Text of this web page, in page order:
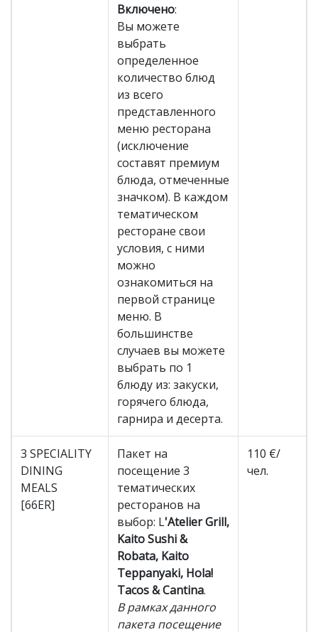
Включено:
Вы можете
выбрать
определенное
количество блюд
из всего
представленного
меню ресторана
(исключение
составят премиум
блюда, отмеченные
значком). В каждом
тематическом
ресторане свои
условия, с ними
можно
ознакомиться на
первой странице
меню. В
большинстве
случаев вы можете
выбрать по 1
блюду из: закуски,
горячего блюда,
гарнира и десерта.
3 SPECIALITY
DINING
MEALS
[66ER]
Пакет на
посещение 3
тематических
ресторанов на
выбор: L'Atelier Grill,
Kaito Sushi &
Robata, Kaito
Teppanyaki, Hola!
Tacos & Cantina.
В рамках данного
пакета посещение
110 €/
чел.